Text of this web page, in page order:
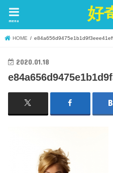
好
menu
HOME
2020.01.18